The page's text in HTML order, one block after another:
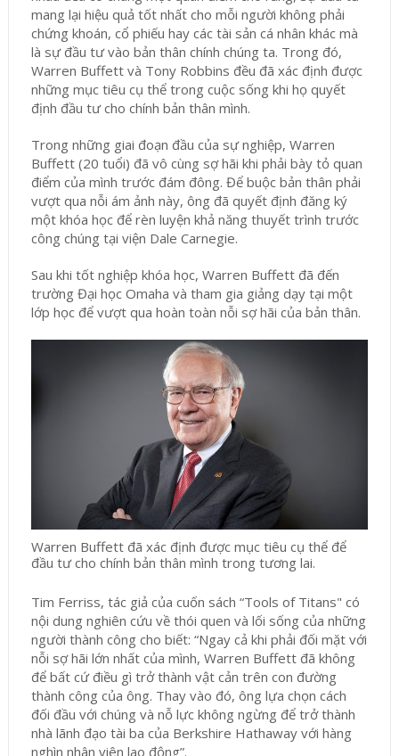
mang lại hiệu quả tốt nhất cho mỗi người không phải
chứng khoán, cổ phiếu hay các tài sản cá nhân khác mà
là sự đầu tư vào bản thân chính chúng ta. Trong đó,
Warren Buffett và Tony Robbins đều đã xác định được
những mục tiêu cụ thể trong cuộc sống khi họ quyết
định đầu tư cho chính bản thân mình.
Trong những giai đoạn đầu của sự nghiệp, Warren
Buffett (20 tuổi) đã vô cùng sợ hãi khi phải bày tỏ quan
điểm của mình trước đám đông. Để buộc bản thân phải
vượt qua nỗi ám ảnh này, ông đã quyết định đăng ký
một khóa học để rèn luyện khả năng thuyết trình trước
công chúng tại viện Dale Carnegie.
Sau khi tốt nghiệp khóa học, Warren Buffett đã đến
trường Đại học Omaha và tham gia giảng dạy tại một
lớp học để vượt qua hoàn toàn nỗi sợ hãi của bản thân.
Warren Buffett đã xác định được mục tiêu cụ thể để
đầu tư cho chính bản thân mình trong tương lai.
Tim Ferriss, tác giả của cuốn sách “Tools of Titans" có
nội dung nghiên cứu về thói quen và lối sống của những
người thành công cho biết: “Ngay cả khi phải đối mặt với
nỗi sợ hãi lớn nhất của mình, Warren Buffett đã không
để bất cứ điều gì trở thành vật cản trên con đường
thành công của ông. Thay vào đó, ông lựa chọn cách
đối đầu với chúng và nỗ lực không ngừng để trở thành
nhà lãnh đạo tài ba của Berkshire Hathaway với hàng
nghìn nhân viên lao động”.